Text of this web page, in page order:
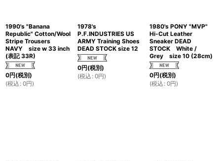
1990's "Banana
Republic" Cotton/Wool
Stripe Trousers
NAVY size w 33 inch
(表記 33R)
0円(税別)
(税込 : 0円)
1978's
P.F.INDUSTRIES US
ARMY Training Shoes
DEAD STOCK size 12
0円(税別)
(税込 : 0円)
1980's PONY "MVP"
Hi-Cut Leather
Sneaker DEAD
STOCK White /
Grey size 10 (28cm)
0円(税別)
(税込 : 0円)